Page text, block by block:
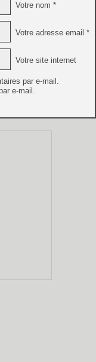
Votre nom *
Votre adresse email *
Votre site internet
par e-mail.
e-mail.